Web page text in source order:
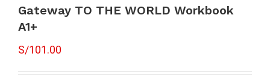
Gateway TO THE WORLD Workbook
A1+
S/101.00